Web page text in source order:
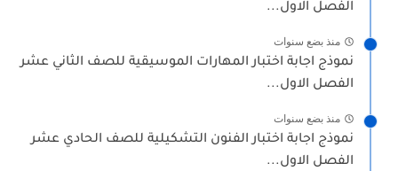
الفصل الاول...
منذ بضع سنوات
نموذج اجابة اختبار المهارات الموسيقية للصف الثاني عشر
الفصل الاول...
منذ بضع سنوات
نموذج اجابة اختبار الفنون التشكيلية للصف الحادي عشر
الفصل الاول...